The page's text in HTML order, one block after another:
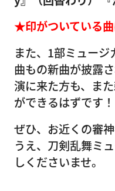
★印がついている曲
また、1部ミュー
曲もの新曲が披露
演に来た方も、ま
ができるはずです！
ぜひ、お近くの審
うえ、刀剣乱舞ミ
しくださいませ。